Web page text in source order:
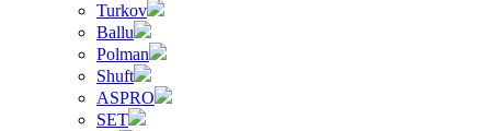
Turkov
Ballu
Polman
Shuft
ASPRO
SET